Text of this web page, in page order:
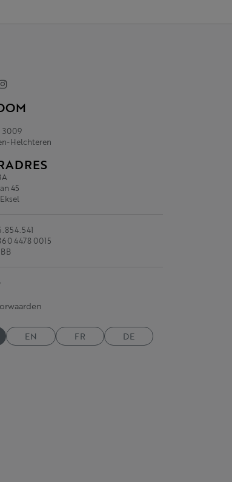
3009
Helchteren
45
4478 0015
EN FR DE